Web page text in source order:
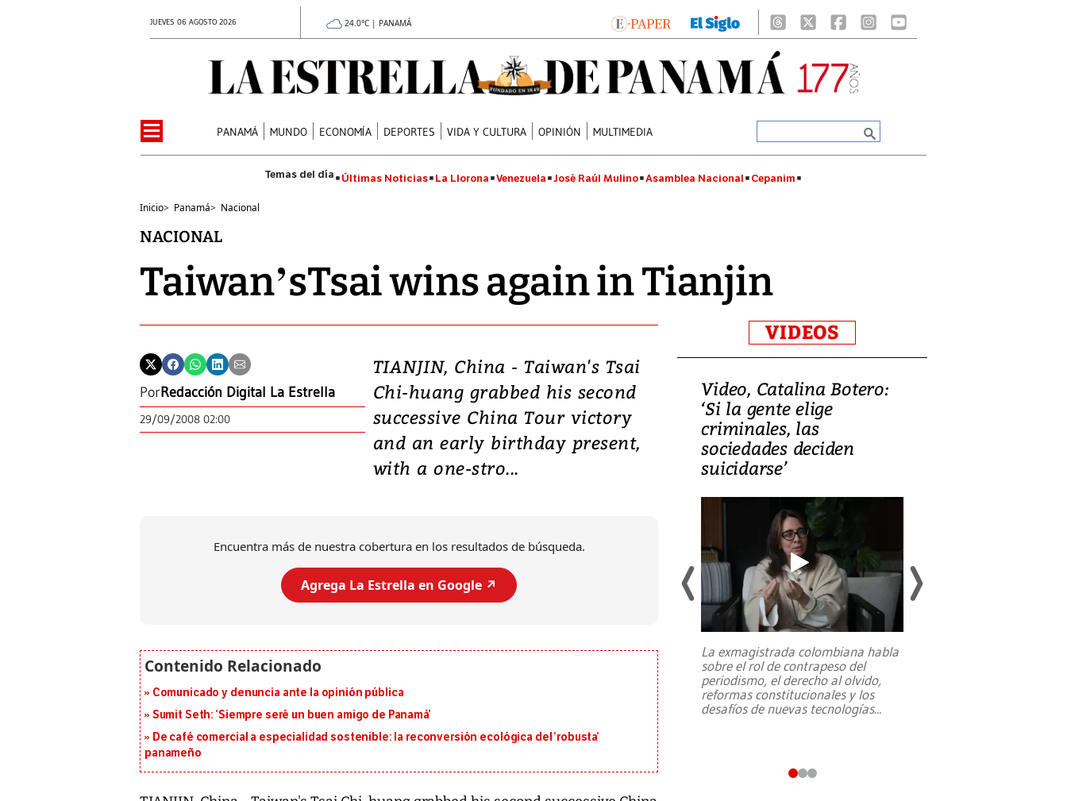
JUEVES 06 AGOSTO 2026 24.0°C | PANAMÁ
PANAMÁ MUNDO ECONOMÍA DEPORTES VIDA Y CULTURA OPINIÓN MULTIMEDIA
Últimas Noticias La Llorona Venezuela José Raúl Mulino Asamblea Nacional Cepanim
Inicio> Panamá> Nacional
NACIONAL
Taiwan’sTsai wins again in Tianjin
PorRedacción Digital La Estrella
29/09/2008 02:00
TIANJIN, China - Taiwan's Tsai
Chi-huang grabbed his second
successive China Tour victory
and an early birthday present,
with a one-stro...
Encuentra más de nuestra cobertura en los resultados de búsqueda.
Agrega La Estrella en Google ↗️
Comunicado y denuncia ante la opinión pública
Sumit Seth: ‘Siempre seré un buen amigo de Panamá’
De café comercial a especialidad sostenible: la reconversión ecológica del ‘robusta’
panameño
VIDEOS
Video, Japón: Terremoto
deja heridos y graves
daños en Kumamoto
al sur de Japón, provocando una
Video, Catalina Botero:
‘Si la gente elige
criminales, las
sociedades deciden
suicidarse’
La exmagistrada colombiana habla
sobre el rol de contrapeso del
periodismo, el derecho al olvido,
reformas constitucionales y los
desafíos de nuevas tecnologías...